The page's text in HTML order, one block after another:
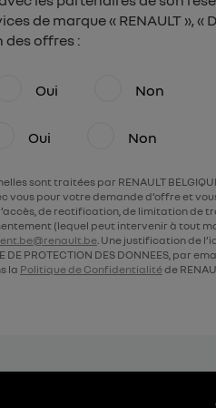
de marque « RENAULT », «
offres :
Oui Non
Oui Non
sont traitées par RENAULT
vous pour votre demande d’offre et
de rectification, de limitation de
(lequel peut intervenir à tout
. Une justification de
DE PROTECTION DES DONNEES, par
la Politique de Confidentialitéde